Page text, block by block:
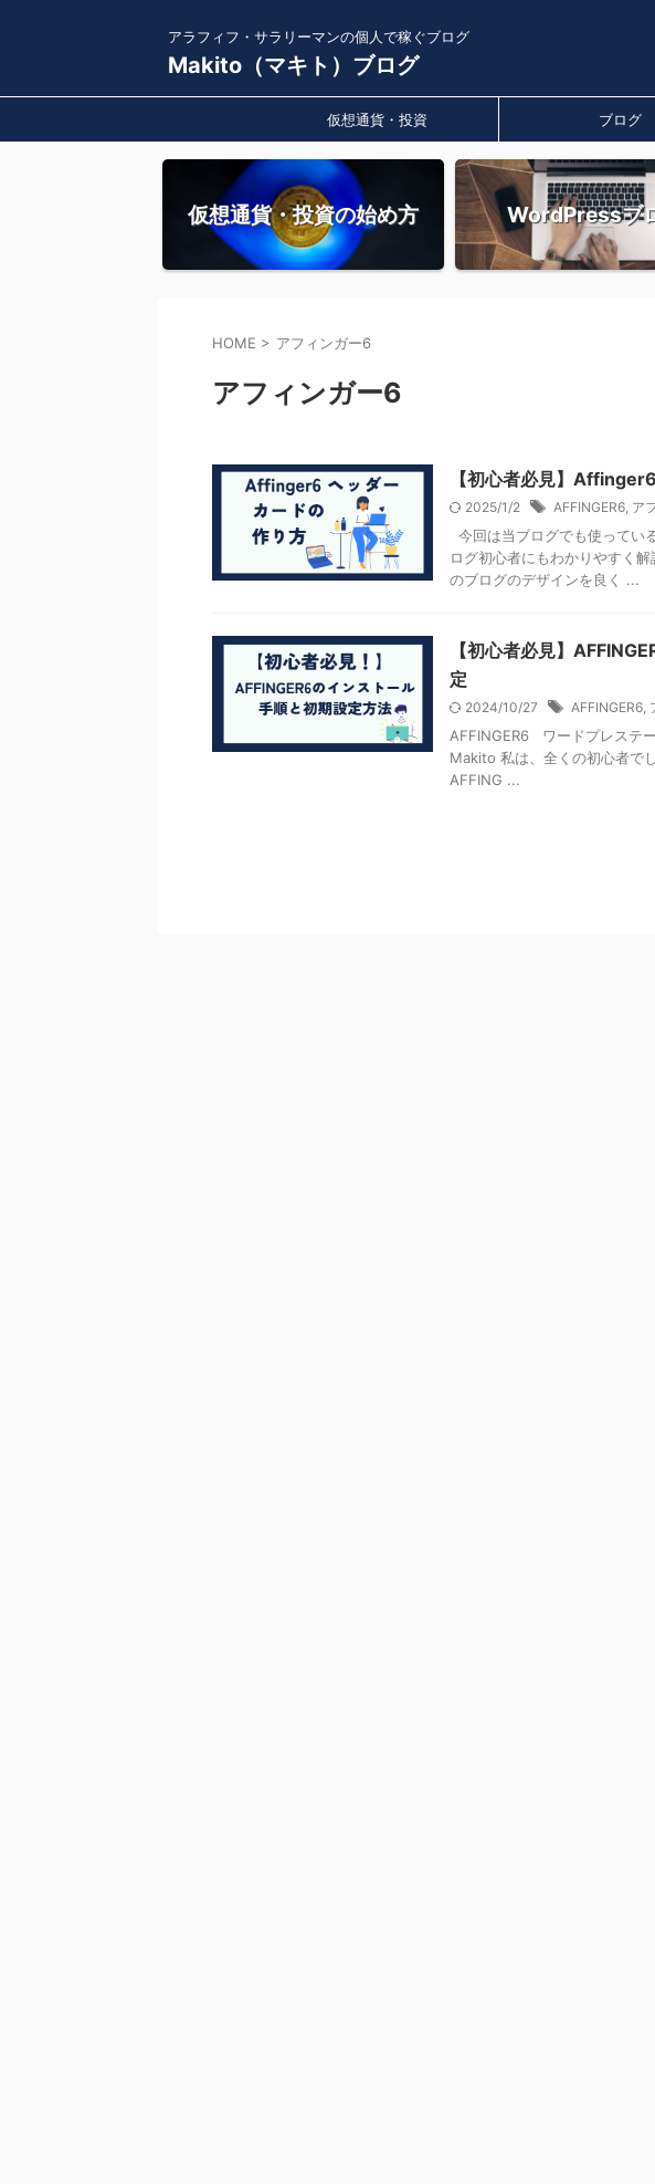
アラフィフ・サラリーマンの個人で稼ぐブログ
Makito（マキト）ブログ
仮想通貨・投資 ブログ
仮想通貨・投資の始め方 WordPressブ
HOME > アフィンガー6
アフィンガー6
【初心者必見】
2025/1/2 AFFINGER6, ア
今回は当ブログでも使って
ログ初心者にもわかりやすく
のブログのデザインを良く ...
【初心者必見】
定
2024/10/27 AFFINGER6,
AFFINGER6 ワードプレステ
Makito 私は、全くの初心者で
AFFING ...